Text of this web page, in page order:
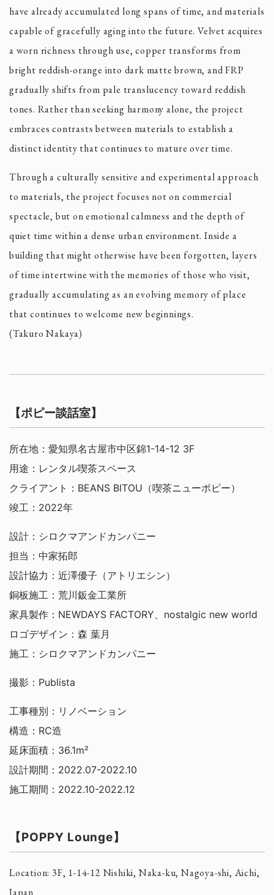
have already accumulated long spans of time, and materials
capable of gracefully aging into the future. Velvet acquires
a worn richness through use, copper transforms from
bright reddish-orange into dark matte brown, and FRP
gradually shifts from pale translucency toward reddish
tones. Rather than seeking harmony alone, the project
embraces contrasts between materials to establish a
distinct identity that continues to mature over time.
Through a culturally sensitive and experimental approach
to materials, the project focuses not on commercial
spectacle, but on emotional calmness and the depth of
quiet time within a dense urban environment. Inside a
building that might otherwise have been forgotten, layers
of time intertwine with the memories of those who visit,
gradually accumulating as an evolving memory of place
that continues to welcome new beginnings.
(Takuro Nakaya)
【ポピー談話室】
所在地：愛知県名古屋市中区錦1-14-12 3F
用途：レンタル喫茶スペース
クライアント：BEANS BITOU（喫茶ニューポピー）
竣工：2022年
設計：シロクマアンドカンパニー
担当：中家拓郎
設計協力：近澤優子（アトリエシン）
銅板施工：荒川鈑金工業所
家具製作：NEWDAYS FACTORY、nostalgic new world
ロゴデザイン：森 葉月
施工：シロクマアンドカンパニー
撮影：Publista
工事種別：リノベーション
構造：RC造
延床面積：36.1m²
設計期間：2022.07-2022.10
施工期間：2022.10-2022.12
【POPPY Lounge】
Location: 3F, 1-14-12 Nishiki, Naka-ku, Nagoya-shi, Aichi,
Japan
Architects Other Projects